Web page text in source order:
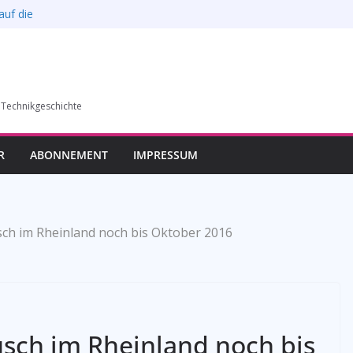
die
in Bochum vom
ABONNEMENT IMPRESSUM
im Rheinland noch bis Oktober 2016
im Rheinland noch bis